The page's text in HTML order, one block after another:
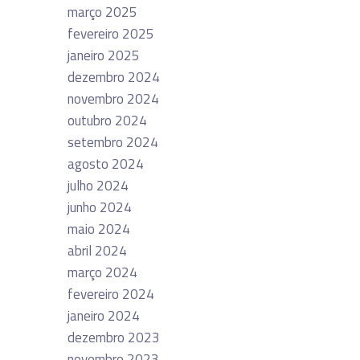
março 2025
fevereiro 2025
janeiro 2025
dezembro 2024
novembro 2024
outubro 2024
setembro 2024
agosto 2024
julho 2024
junho 2024
maio 2024
abril 2024
março 2024
fevereiro 2024
janeiro 2024
dezembro 2023